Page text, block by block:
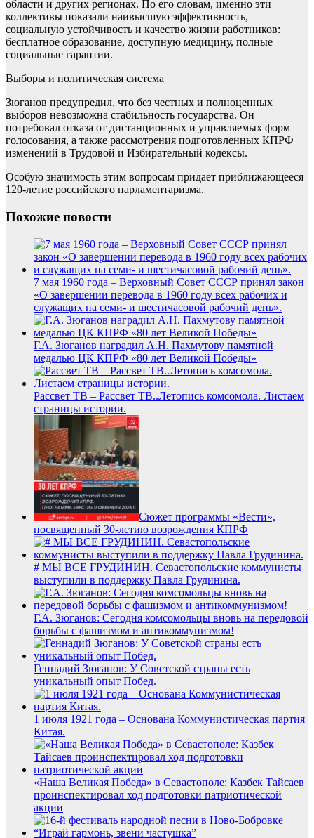
области и других регионах. По его словам, именно эти
коллективы показали наивысшую эффективность,
социальную устойчивость и качество жизни работников:
бесплатное образование, доступную медицину, полные
социальные гарантии.
Выборы и политическая система
Зюганов предупредил, что без честных и полноценных
выборов невозможна стабильность государства. Он
потребовал отказа от дистанционных и управляемых форм
голосования, а также рассмотрения подготовленных КПРФ
изменений в Трудовой и Избирательный кодексы.
Особую значимость этим вопросам придает приближающееся
120-летие российского парламентаризма.
Похожие новости
7 мая 1960 года – Верховный Совет СССР принял закон
«О завершении перевода в 1960 году всех рабочих и
служащих на семи- и шестичасовой рабочий день».
Г.А. Зюганов наградил А.Н. Пахмутову памятной
медалью ЦК КПРФ «80 лет Великой Победы»
Рассвет ТВ – Рассвет ТВ..Летопись комсомола. Листаем
страницы истории.
Сюжет программы «Вести»,
посвященный 30-летию возрождения КПРФ
# МЫ ВСЕ ГРУДИНИН. Севастопольские коммунисты
выступили в поддержку Павла Грудинина.
Г.А. Зюганов: Сегодня комсомольцы вновь на передовой
борьбы с фашизмом и антикоммунизмом!
Геннадий Зюганов: У Советской страны есть
уникальный опыт Побед.
1 июля 1921 года – Основана Коммунистическая партия
Китая.
«Наша Великая Победа» в Севастополе: Казбек Тайсаев
проинспектировал ход подготовки патриотической
акции